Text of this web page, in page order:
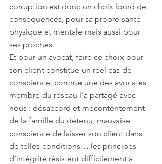
corruption est donc un choix lourd de
conséquences, pour sa propre santé
physique et mentale mais aussi pour
ses proches.
Et pour un avocat, faire ce choix pour
son client constitue un réel cas de
conscience, comme une des avocates
membre du réseau l’a partagé avec
nous : désaccord et mécontentement
de la famille du détenu, mauvaise
conscience de laisser son client dans
de telles conditions… les principes
d’intégrité résistent difficilement à